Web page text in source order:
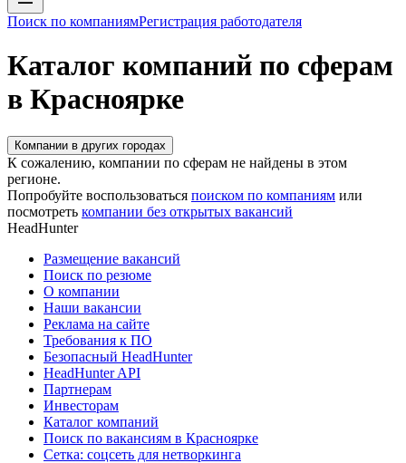
Поиск по компаниямРегистрация работодателя
Каталог компаний по сферам
в Красноярке
Компании в других городах
К сожалению, компании по сферам не найдены в этом
регионе.
Попробуйте воспользоваться поиском по компаниям или
посмотреть компании без открытых вакансий
HeadHunter
Размещение вакансий
Поиск по резюме
О компании
Наши вакансии
Реклама на сайте
Требования к ПО
Безопасный HeadHunter
HeadHunter API
Партнерам
Инвесторам
Каталог компаний
Поиск по вакансиям в Красноярке
Сетка: соцсеть для нетворкинга